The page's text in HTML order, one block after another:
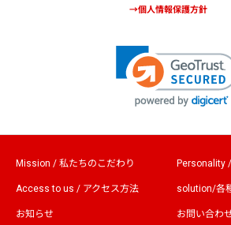
→個人情報保護方針
Mission / 私たちのこだわり Personality
Access to us / アクセス方法 solution/各
お知らせ お問い合わ